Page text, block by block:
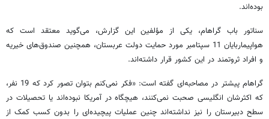
بوده‌اند.
سناتور باب گراهام، یکی از مؤلفین این گزارش، می‌گوید معتقد است که
هواپیماربایان 11 سپتامبر مورد حمایت دولت عربستان، همچنین صندوق‌های خیریه
و افراد ثروتمند در این کشور قرار داشته‌اند.
گراهام پیشتر در مصاحبه‌ای گفته است: «فکر نمی‌‌کنم بتوان تصور کرد که 19 نفر،
که اکثرشان انگلیسی صحبت نمی‌کنند، هیچگاه در آمریکا نبوده‌اند یا تحصیلات در
سطح دبیرستان را نیز نداشته‌اند چنین عملیات پیچیده‌ای را بدون کسب کمک از